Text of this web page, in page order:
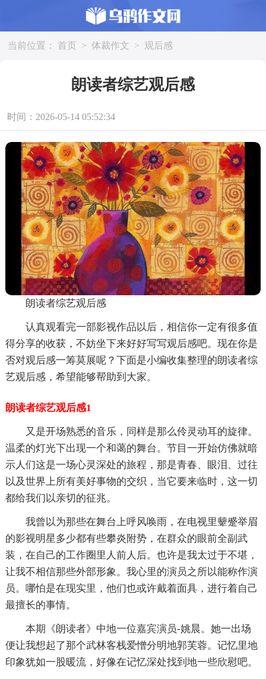
当前位置： 首页 > 体裁作文 > 观后感
朗读者综艺观后感
时间：2026-05-14 05:52:34
朗读者综艺观后感
认真观看完一部影视作品以后，相信你一定有很多值
得分享的收获，不妨坐下来好好写写观后感吧。现在你是
否对观后感一筹莫展呢？下面是小编收集整理的朗读者综
艺观后感，希望能够帮助到大家。
朗读者综艺观后感1
又是开场熟悉的音乐，同样是那么伶灵动耳的旋律。
温柔的灯光下出现一个和蔼的舞台。节目一开始仿佛就暗
示人们这是一场心灵深处的旅程，那是青春、眼泪、过往
以及世界上所有美好事物的交织，当它要来临时，这一切
都给我们以亲切的征兆。
我曾以为那些在舞台上呼风唤雨，在电视里颦蹙举眉
的影视明星多少都有些攀炎附势，在群众的眼前全副武
装，在自己的工作圈里人前人后。也许是我太过于不堪，
让我不相信那些外部形象。我心里的演员之所以能称作演
员。哪怕是在现实里，他们也或许戴着面具，进行着自己
最擅长的事情。
本期《朗读者》中地一位嘉宾演员-姚晨。她一出场
便让我想起了那个武林客栈爱憎分明地郭芙蓉。记忆里地
印象犹如一股暖流，好像在记忆深处找到地一些欣慰吧。